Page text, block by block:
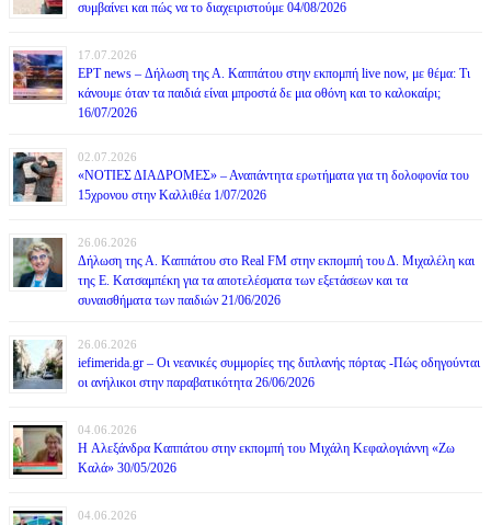
συμβαίνει και πώς να το διαχειριστούμε 04/08/2026
17.07.2026
ΕΡΤ news – Δήλωση της Α. Καππάτου στην εκπομπή live now, με θέμα: Τι
κάνουμε όταν τα παιδιά είναι μπροστά δε μια οθόνη και το καλοκαίρι;
16/07/2026
02.07.2026
«ΝΟΤΙΕΣ ΔΙΑΔΡΟΜΕΣ» – Αναπάντητα ερωτήματα για τη δολοφονία του
15χρονου στην Καλλιθέα 1/07/2026
26.06.2026
Δήλωση της Α. Καππάτου στο Real FM στην εκπομπή του Δ. Μιχαλέλη και
της Ε. Κατσαμπέκη για τα αποτελέσματα των εξετάσεων και τα
συναισθήματα των παιδιών 21/06/2026
26.06.2026
iefimerida.gr – Οι νεανικές συμμορίες της διπλανής πόρτας -Πώς οδηγούνται
οι ανήλικοι στην παραβατικότητα 26/06/2026
04.06.2026
H Αλεξάνδρα Καππάτου στην εκπομπή του Μιχάλη Κεφαλογιάννη «Ζω
Καλά» 30/05/2026
04.06.2026